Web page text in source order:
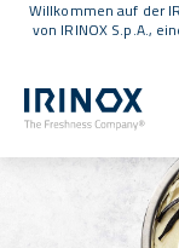
Willkommen auf der
von IRINOX S.p.A.,